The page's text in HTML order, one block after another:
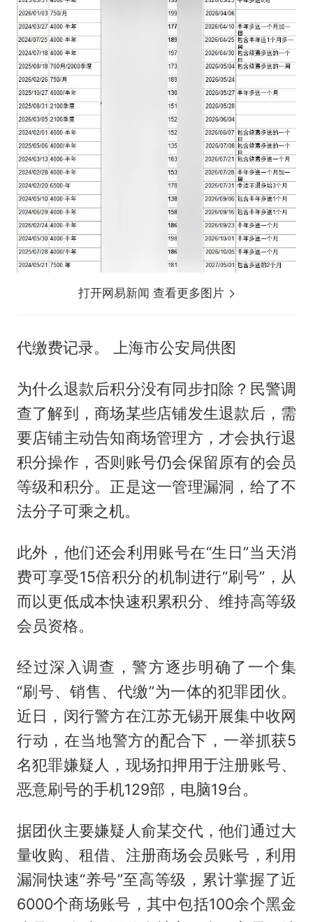
打开网易新闻 查看更多图片
代缴费记录。 上海市公安局供图
为什么退款后积分没有同步扣除？民警调
查了解到，商场某些店铺发生退款后，需
要店铺主动告知商场管理方，才会执行退
积分操作，否则账号仍会保留原有的会员
等级和积分。正是这一管理漏洞，给了不
法分子可乘之机。
此外，他们还会利用账号在“生日”当天消
费可享受15倍积分的机制进行“刷号”，从
而以更低成本快速积累积分、维持高等级
会员资格。
经过深入调查，警方逐步明确了一个集
“刷号、销售、代缴”为一体的犯罪团伙。
近日，闵行警方在江苏无锡开展集中收网
行动，在当地警方的配合下，一举抓获5
名犯罪嫌疑人，现场扣押用于注册账号、
恶意刷号的手机129部，电脑19台。
据团伙主要嫌疑人俞某交代，他们通过大
量收购、租借、注册商场会员账号，利用
漏洞快速“养号”至高等级，累计掌握了近
6000个商场账号，其中包括100余个黑金